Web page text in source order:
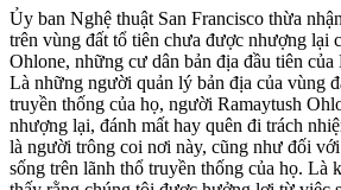
Ủy ban Nghệ thuật San Francisco thừa
trên vùng đất tổ tiên chưa được nhượng lại
Ohlone, những cư dân bản địa đầu tiên của
Là những người quản lý bản địa của vùng
truyền thống của họ, người Ramaytush
nhượng lại, đánh mất hay quên đi trách
là người trông coi nơi này, cũng như đối với
sống trên lãnh thổ truyền thống của họ. Là